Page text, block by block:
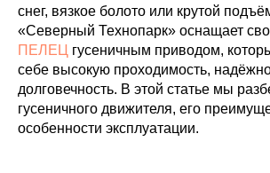
снег, вязкое болото или крутой
«Северный Технопарк» оснащает
ПЕЛЕЦ гусеничным приводом,
себе высокую проходимость,
долговечность. В этой статье мы
гусеничного движителя, его
особенности эксплуатации.